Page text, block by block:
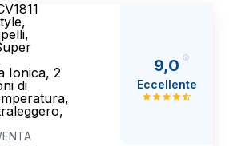
Ionica, 2
di
9,0
Eccellente